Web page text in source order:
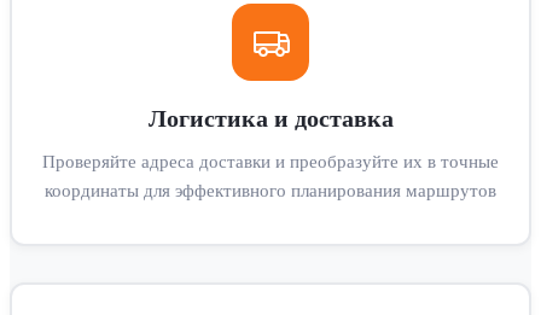
Логистика и доставка
Проверяйте адреса доставки и преобразуйте их в точные
координаты для эффективного планирования маршрутов